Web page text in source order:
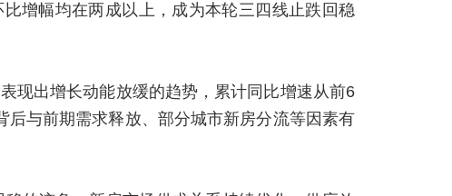
增幅均在两成以上，成为本轮三四线止跌回稳
现出增长动能放缓的趋势，累计同比增速从前6
后与前期需求释放、部分城市新房分流等因素有